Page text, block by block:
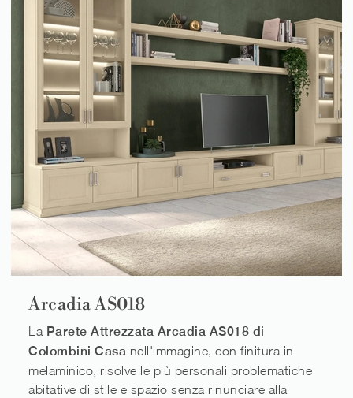
Arcadia AS018
La Parete Attrezzata Arcadia AS018 di
Colombini Casa nell'immagine, con finitura in
melaminico, risolve le più personali problematiche
abitative di stile e spazio senza rinunciare alla